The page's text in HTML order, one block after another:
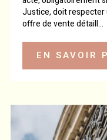
Justice, doit respecter
offre de vente détaill...
EN SAVOIR